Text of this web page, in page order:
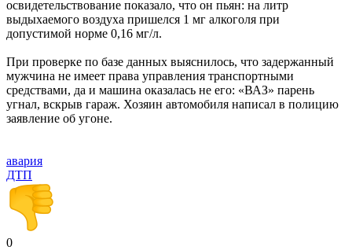
освидетельствование показало, что он пьян: на литр
выдыхаемого воздуха пришелся 1 мг алкоголя при
допустимой норме 0,16 мг/л.
При проверке по базе данных выяснилось, что задержанный
мужчина не имеет права управления транспортными
средствами, да и машина оказалась не его: «ВАЗ» парень
угнал, вскрыв гараж. Хозяин автомобиля написал в полицию
заявление об угоне.
авария
ДТП
0